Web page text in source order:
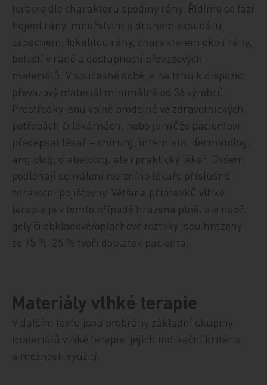
terapie dle charakteru spodiny rány. Řídíme se fází
hojení rány, množstvím a druhem exsudátu,
zápachem, lokalitou rány, charakterem okolí rány,
bolestí v ráně a dostupností převazových
materiálů. V současné době je na trhu k dispozici
převazový materiál minimálně od 36 výrobců.
Prostředky jsou volně prodejné ve zdravotnických
potřebách či lékárnách, nebo je může pacientovi
předepsat lékař – chirurg, internista, dermatolog,
angiolog, diabetolog, ale i praktický lékař. Ovšem
podléhají schválení revizního lékaře příslušné
zdravotní pojišťovny. Většina přípravků vlhké
terapie je v tomto případě hrazena plně, ale např.
gely či obkladové/oplachové roztoky jsou hrazeny
ze 75 % (25 % tvoří doplatek pacienta).
Materiály vlhké terapie
V dalším textu jsou probrány základní skupiny
materiálů vlhké terapie, jejich indikační kritéria
a možnosti využití.